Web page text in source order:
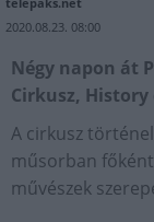
2020.08.23. 08:00
Négy napon át
Cirkusz,
A cirkusz
műsorban
művészek